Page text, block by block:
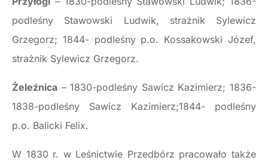
podleśny Stawowski Ludwik, strażnik Sylewicz
Grzegorz; 1844- podleśny p.o. Kossakowski Józef,
strażnik Sylewicz Grzegorz.
Żeleźnica – 1830-podleśny Sawicz Kazimierz; 1836-
1838-podleśny Sawicz Kazimierz;1844- podleśny
p.o. Balicki Felix.
W 1830 r. w Leśnictwie Przedbórz pracowało także